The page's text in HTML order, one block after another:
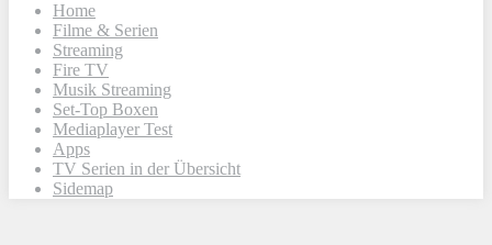
Home
Filme & Serien
Streaming
Fire TV
Musik Streaming
Set-Top Boxen
Mediaplayer Test
Apps
TV Serien in der Übersicht
Sidemap